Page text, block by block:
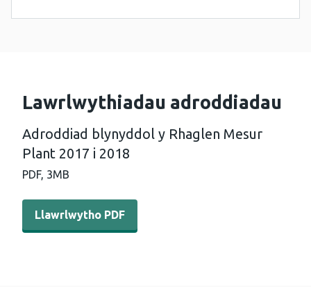
Lawrlwythiadau adroddiadau
Adroddiad blynyddol y Rhaglen Mesur
Plant 2017 i 2018
PDF, 3MB
Llawrlwytho PDF - Adroddiad blynyddol y Rhaglen
Llawrlwytho PDF